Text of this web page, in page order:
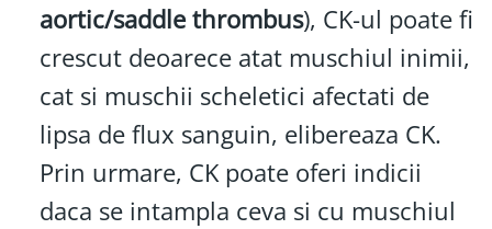
aortic/saddle thrombus), CK-ul poate fi
crescut deoarece atat muschiul inimii,
cat si muschii scheletici afectati de
lipsa de flux sanguin, elibereaza CK.
Prin urmare, CK poate oferi indicii
daca se intampla ceva si cu muschiul